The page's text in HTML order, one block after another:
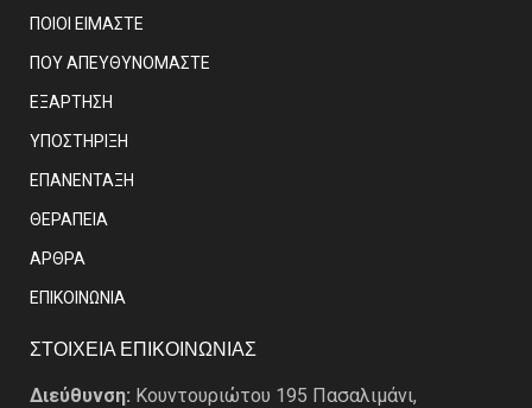
ΠΟΙΟΙ ΕΙΜΑΣΤE
ΠΟΥ ΑΠΕΥΘΥΝΟΜΑΣΤΕ
ΕΞΑΡΤΗΣΗ
ΥΠΟΣΤΗΡΙΞΗ
ΕΠΑΝΕΝΤΑΞΗ
ΘΕΡΑΠΕΙΑ
ΑΡΘΡΑ
EΠΙΚΟΙΝΩΝΙΑ
ΣΤΟΙΧΕΙΑ ΕΠΙΚΟΙΝΩΝΙΑΣ
Διεύθυνση: Κουντουριώτου 195 Πασαλιμάνι,